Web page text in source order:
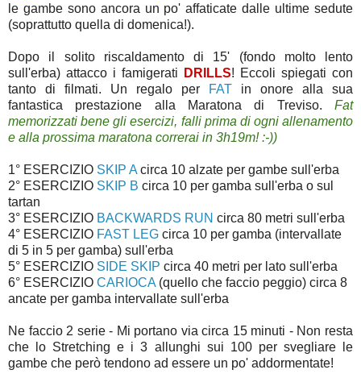
le gambe sono ancora un po' affaticate dalle ultime sedute
(soprattutto quella di domenica!).
Dopo il solito riscaldamento di 15' (fondo molto lento
sull'erba) attacco i famigerati
DRILLS! Eccoli spiegati con
tanto di filmati. Un regalo per
FAT in onore alla sua
fantastica prestazione alla Maratona di Treviso. Fat
memorizzati bene gli esercizi, falli prima di ogni allenamento
e alla prossima maratona correrai in 3h19m! :-))
1° ESERCIZIO SKIP A circa 10 alzate per gambe sull'erba
2° ESERCIZIO SKIP B circa 10 per gamba sull'erba o sul
tartan
3° ESERCIZIO BACKWARDS RUN circa 80 metri sull'erba
4° ESERCIZIO FAST LEG circa 10 per gamba (intervallate
di 5 in 5 per gamba) sull'erba
5° ESERCIZIO SIDE SKIP circa 40 metri per lato sull'erba
6° ESERCIZIO CARIOCA (quello che faccio peggio) circa 8
ancate per gamba intervallate sull'erba
Ne faccio 2 serie - Mi portano via circa 15 minuti - Non resta
che lo Stretching e i 3 allunghi sui 100 per svegliare le
gambe che però tendono ad essere un po' addormentate!